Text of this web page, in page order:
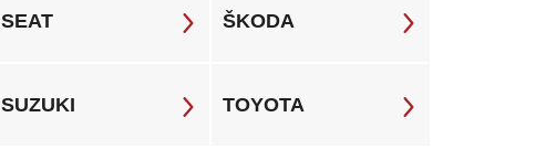
SEAT ŠKODA
SUZUKI TOYOTA